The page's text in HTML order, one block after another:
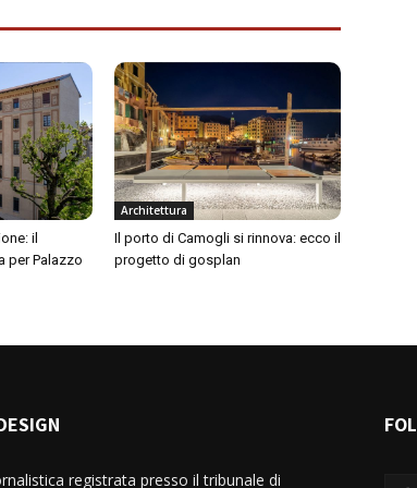
il
per Palazzo
Architettura
Il porto di Camogli si rinnova: ecco il
progetto di gosplan
registrata presso il tribunale di